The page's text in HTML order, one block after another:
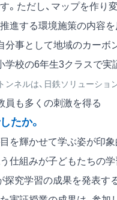
。ただし、マップを作
進する環境施策の内容
分事として地域のカー
学校の6年生3クラスで実
ンネルは、日鉄ソリューショ
員も多くの刺激を得る
たか。
を輝かせて学ぶ姿が印象
仕組みが子どもたちの
探究学習の成果を発表す